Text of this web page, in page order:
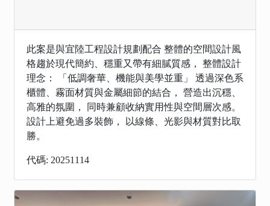
此案是與宜陸工程設計規劃配合 整體的空間設計風
格趨於現代簡約、穩重又帶有細膩質感， 整體設計
理念： 「低調奢華、機能與美學並重」 透過深色系
櫃體、霧面材質與金屬細節的結合， 營造出沉穩、
高雅的氛圍， 同時兼顧收納實用性與空間層次感。
設計上避免過多裝飾， 以線條、光影與材質對比取
勝。
代碼: 20251114